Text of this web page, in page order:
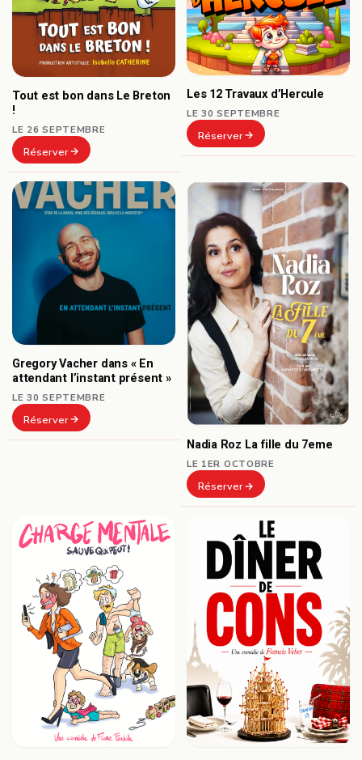
Tout est bon dans Le Breton
!
LE 26 SEPTEMBRE
Réserver
Les 12 Travaux d’Hercule
LE 30 SEPTEMBRE
Réserver
Gregory Vacher dans « En
attendant l’instant présent »
LE 30 SEPTEMBRE
Réserver
Nadia Roz La fille du 7eme
LE 1ER OCTOBRE
Réserver